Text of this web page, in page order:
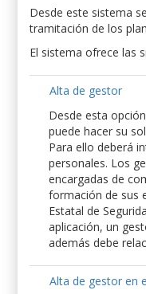
Desde este sistema
tramitación de los
El sistema ofrece las
Alta de gestor
Desde esta
puede hacer su
Para ello deberá
personales. Los
encargadas de
formación de sus
Estatal de
aplicación, un
además debe
Alta de gestor en